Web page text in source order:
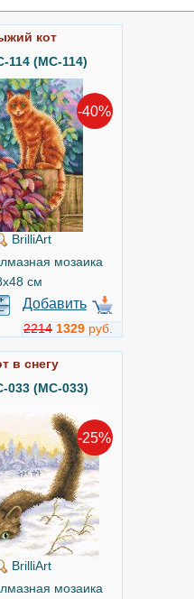
кот
114 (МС-114)
-40%
BrilliArt
мозаика
см
Добавить
2214 1329 руб.
в снегу
033 (МС-033)
-25%
BrilliArt
мозаика